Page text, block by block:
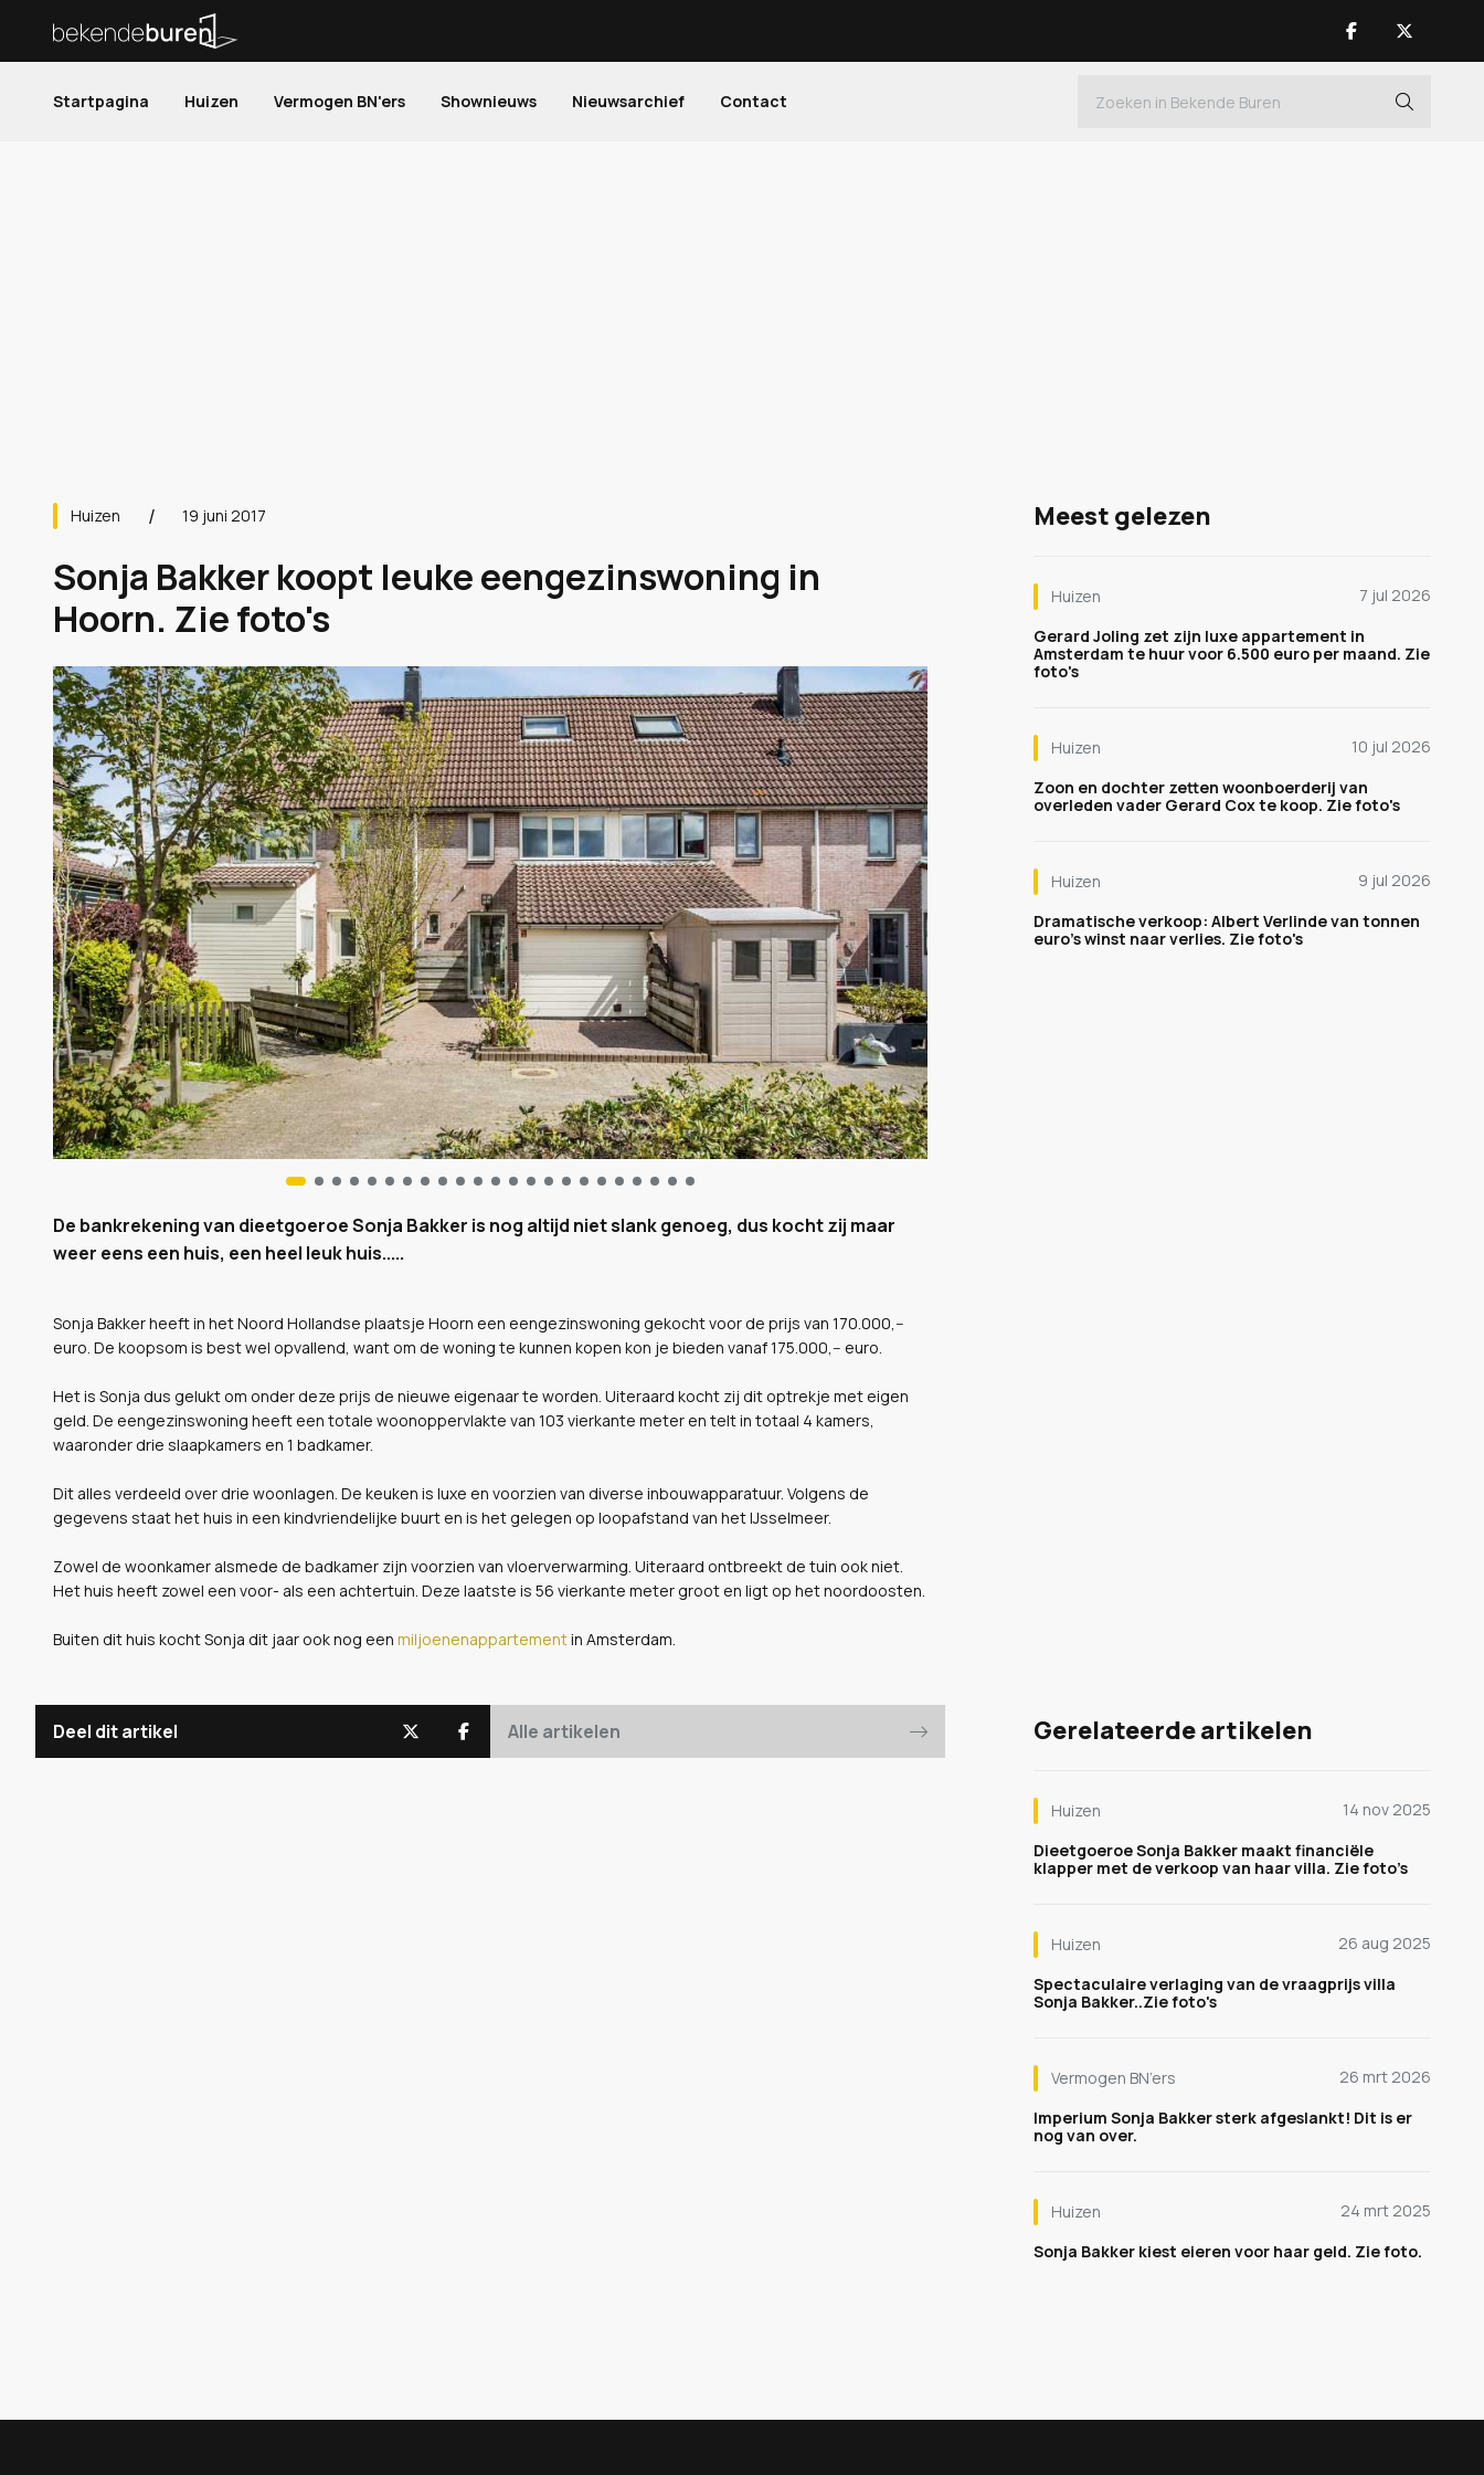
Startpagina Huizen Vermogen BN'ers Shownieuws Nieuwsarchief Contact
Huizen 19 juni 2017
Sonja Bakker koopt leuke eengezinswoning in
Hoorn. Zie foto's
De bankrekening van dieetgoeroe Sonja Bakker is nog altijd niet slank genoeg, dus kocht zij maar
weer eens een huis, een heel leuk huis.....
Sonja Bakker heeft in het Noord Hollandse plaatsje Hoorn een eengezinswoning gekocht voor de prijs van 170.000,--
euro. De koopsom is best wel opvallend, want om de woning te kunnen kopen kon je bieden vanaf 175.000,-- euro.
Het is Sonja dus gelukt om onder deze prijs de nieuwe eigenaar te worden. Uiteraard kocht zij dit optrekje met eigen
geld. De eengezinswoning heeft een totale woonoppervlakte van 103 vierkante meter en telt in totaal 4 kamers,
waaronder drie slaapkamers en 1 badkamer.
Dit alles verdeeld over drie woonlagen. De keuken is luxe en voorzien van diverse inbouwapparatuur. Volgens de
gegevens staat het huis in een kindvriendelijke buurt en is het gelegen op loopafstand van het IJsselmeer.
Zowel de woonkamer alsmede de badkamer zijn voorzien van vloerverwarming. Uiteraard ontbreekt de tuin ook niet.
Het huis heeft zowel een voor- als een achtertuin. Deze laatste is 56 vierkante meter groot en ligt op het noordoosten.
Buiten dit huis kocht Sonja dit jaar ook nog een miljoenenappartementin Amsterdam.
Deel dit artikel Alle artikelen
Meest gelezen
Huizen
7 jul 2026
Gerard Joling zet zijn luxe appartement in
Amsterdam te huur voor 6.500 euro per maand. Zie
foto's
Huizen
10 jul 2026
Zoon en dochter zetten woonboerderij van
overleden vader Gerard Cox te koop. Zie foto's
Huizen
9 jul 2026
Dramatische verkoop: Albert Verlinde van tonnen
euro's winst naar verlies. Zie foto's
Gerelateerde artikelen
Huizen
14 nov 2025
Dieetgoeroe Sonja Bakker maakt financiële
klapper met de verkoop van haar villa. Zie foto’s
Huizen
26 aug 2025
Spectaculaire verlaging van de vraagprijs villa
Sonja Bakker..Zie foto's
Vermogen BN’ers
26 mrt 2026
Imperium Sonja Bakker sterk afgeslankt! Dit is er
nog van over.
Huizen
24 mrt 2025
Sonja Bakker kiest eieren voor haar geld. Zie foto.